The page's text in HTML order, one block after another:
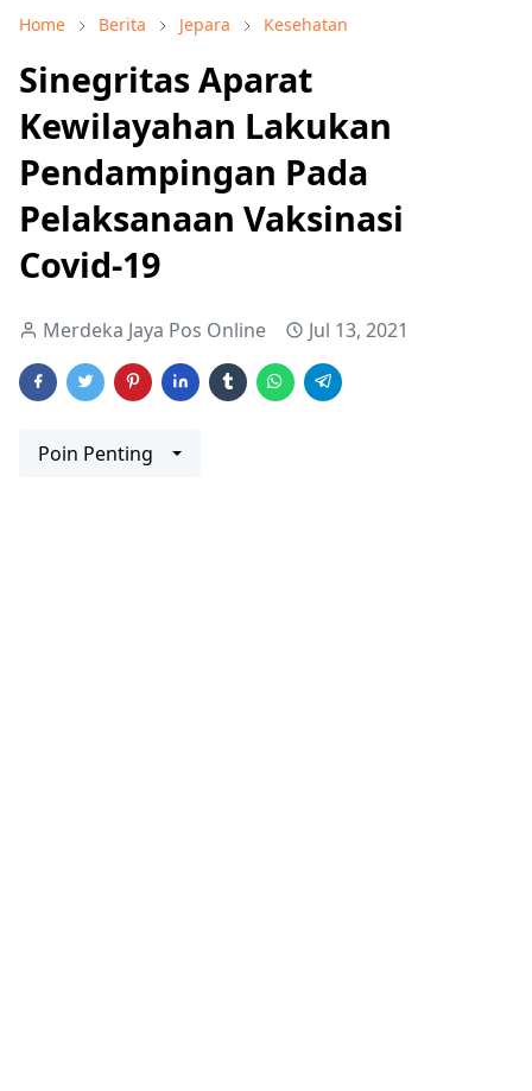
Home Berita Jepara Kesehatan
Sinegritas Aparat
Kewilayahan Lakukan
Pendampingan Pada
Pelaksanaan Vaksinasi
Covid-19
Merdeka Jaya Pos Online Jul 13, 2021
Poin Penting